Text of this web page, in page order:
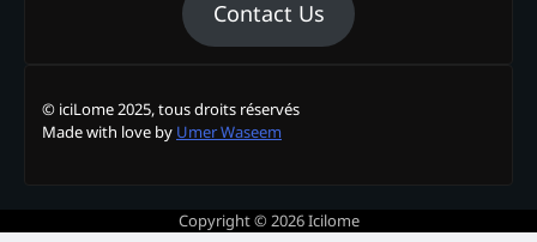
Contact Us
© iciLome 2025, tous droits réservés
Made with love by Umer Waseem
Copyright © 2026Icilome